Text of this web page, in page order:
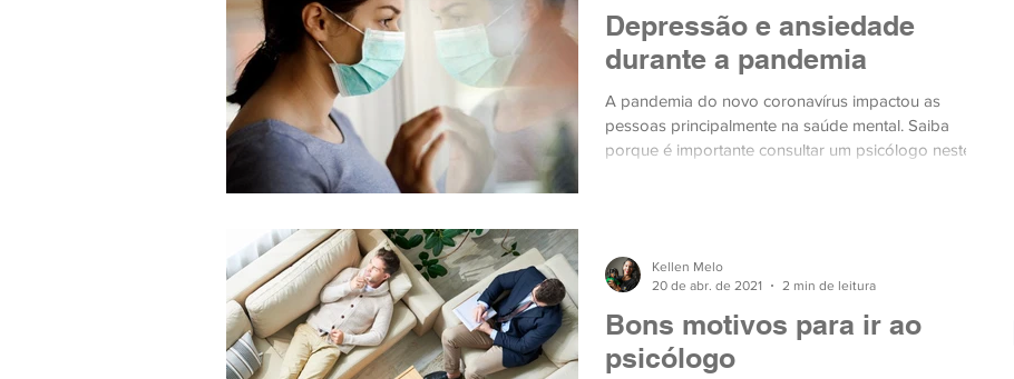
Depressão e ansiedade
durante a pandemia
A pandemia do novo coronavírus impactou as
pessoas principalmente na saúde mental. Saiba
porque é importante consultar um psicólogo neste
Bons motivos para ir ao
psicólogo
Kellen Melo
20 de abr. de 2021
2 min de leitura